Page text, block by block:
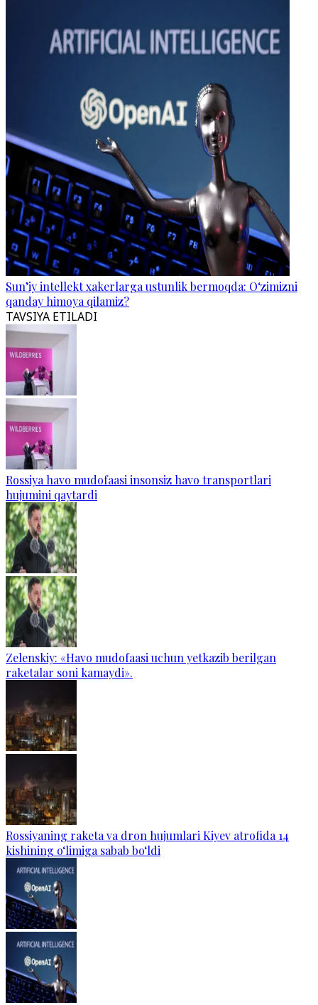
Sun’iy intellekt xakerlarga ustunlik bermoqda: O‘zimizni
qanday himoya qilamiz?
TAVSIYA ETILADI
Rossiya havo mudofaasi insonsiz havo transportlari
hujumini qaytardi
Zelenskiy: «Havo mudofaasi uchun yetkazib berilgan
raketalar soni kamaydi».
Rossiyaning raketa va dron hujumlari Kiyev atrofida 14
kishining o‘limiga sabab bo‘ldi